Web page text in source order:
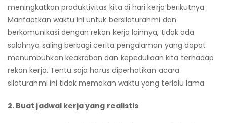
meningkatkan produktivitas kita di hari kerja berikutnya.
Manfaatkan waktu ini untuk bersilaturahmi dan
berkomunikasi dengan rekan kerja lainnya, tidak ada
salahnya saling berbagi cerita pengalaman yang dapat
menumbuhkan keakraban dan kepeduliaan kita terhadap
rekan kerja. Tentu saja harus diperhatikan acara
silaturahmi ini tidak memakan waktu yang terlalu lama.
2. Buat jadwal kerja yang realistis